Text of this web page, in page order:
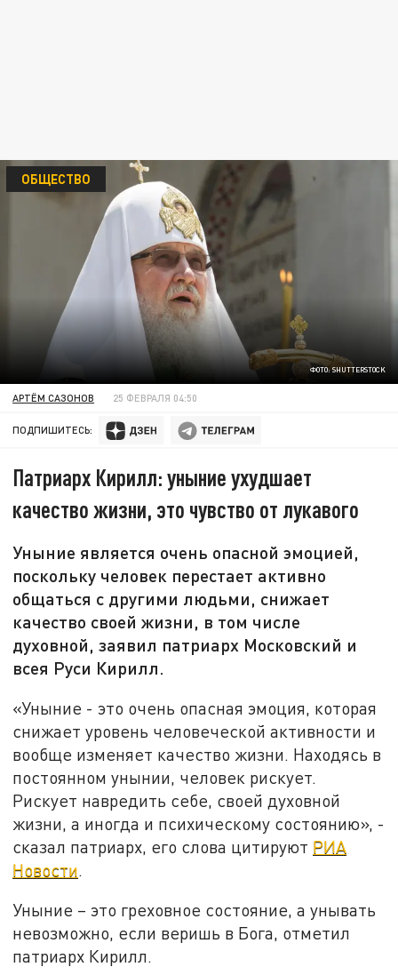
ФОТО: SHUTTERSTOCK
ОБЩЕСТВО
АРТЁМ САЗОНОВ 25 ФЕВРАЛЯ 04:50
ПОДПИШИТЕСЬ:
Патриарх Кирилл: уныние ухудшает
качество жизни, это чувство от лукавого
Уныние является очень опасной эмоцией,
поскольку человек перестает активно
общаться с другими людьми, снижает
качество своей жизни, в том числе
духовной, заявил патриарх Московский и
всея Руси Кирилл.
«Уныние - это очень опасная эмоция, которая
снижает уровень человеческой активности и
вообще изменяет качество жизни. Находясь в
постоянном унынии, человек рискует.
Рискует навредить себе, своей духовной
жизни, а иногда и психическому состоянию», -
сказал патриарх, его слова цитируют РИА
Новости.
Уныние – это греховное состояние, а унывать
невозможно, если веришь в Бога, отметил
патриарх Кирилл.